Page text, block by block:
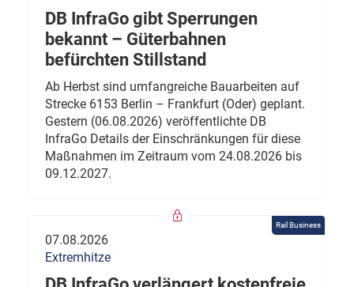
DB InfraGo gibt Sperrungen
bekannt – Güterbahnen
befürchten Stillstand
Ab Herbst sind umfangreiche Bauarbeiten auf
Strecke 6153 Berlin – Frankfurt (Oder) geplant.
Gestern (06.08.2026) veröffentlichte DB
InfraGo Details der Einschränkungen für diese
Maßnahmen im Zeitraum vom 24.08.2026 bis
09.12.2027.
Rail Business
07.08.2026
Extremhitze